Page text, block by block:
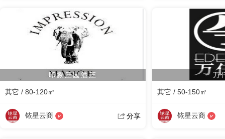
印象庄园酒庄
其它 / 80-120㎡
铱星云商 分享
万
其它 / 50-150㎡
铱星云商